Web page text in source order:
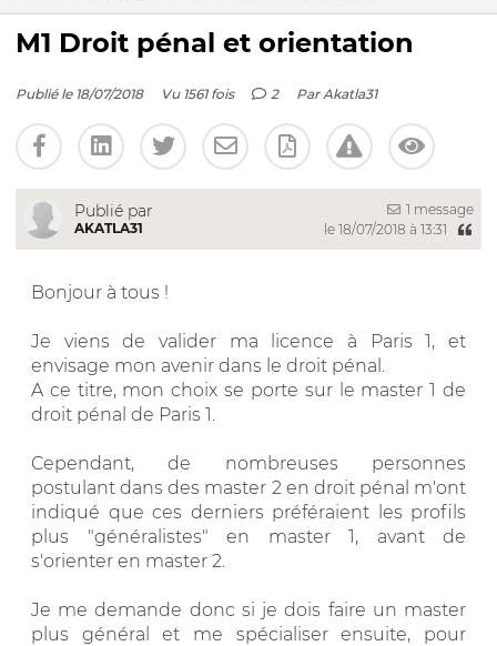
M1 Droit pénal et orientation
Publié le 18/07/2018 Vu 1561 fois 2 Par Akatla31
Publié par
AKATLA31
1 message
le 18/07/2018 à 13:31
Bonjour à tous !
Je viens de valider ma licence à Paris 1, et
envisage mon avenir dans le droit pénal.
A ce titre, mon choix se porte sur le master 1 de
droit pénal de Paris 1.
Cependant, de nombreuses personnes
postulant dans des master 2 en droit pénal m'ont
indiqué que ces derniers préféraient les profils
plus "généralistes" en master 1, avant de
s'orienter en master 2.
Je me demande donc si je dois faire un master
plus général et me spécialiser ensuite, pour